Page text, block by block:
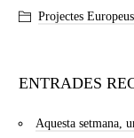
Projectes Europeus
ENTRADES
Aquesta setmana,